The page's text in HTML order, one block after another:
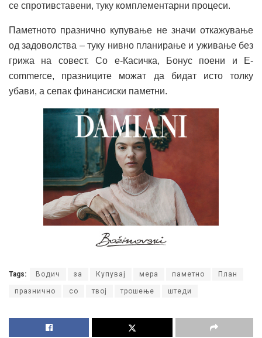
се спротивставени, туку комплементарни процеси.
Паметното празнично купување не значи откажување
од задоволства – туку нивно планирање и уживање без
грижа на совест. Со е-Касичка, Бонус поени и E-
commerce, празниците можат да бидат исто толку
убави, а сепак финансиски паметни.
Tags: Водич за Купувај мера паметно План
празнично со твој трошење штеди